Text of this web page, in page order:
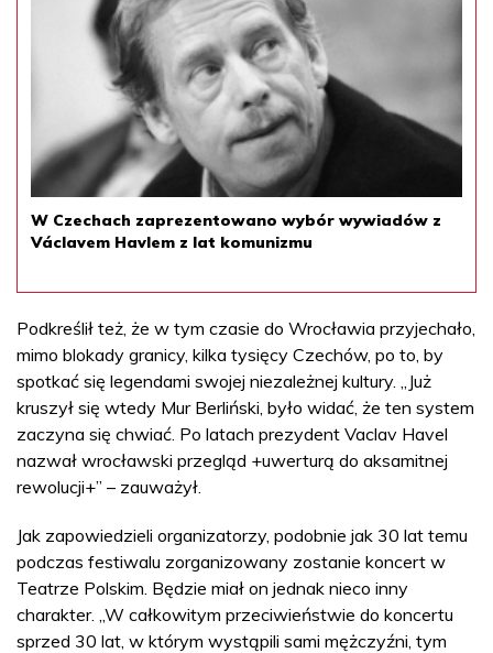
W Czechach zaprezentowano wybór wywiadów z
Václavem Havlem z lat komunizmu
Podkreślił też, że w tym czasie do Wrocławia przyjechało,
mimo blokady granicy, kilka tysięcy Czechów, po to, by
spotkać się legendami swojej niezależnej kultury. „Już
kruszył się wtedy Mur Berliński, było widać, że ten system
zaczyna się chwiać. Po latach prezydent Vaclav Havel
nazwał wrocławski przegląd +uwerturą do aksamitnej
rewolucji+” – zauważył.
Jak zapowiedzieli organizatorzy, podobnie jak 30 lat temu
podczas festiwalu zorganizowany zostanie koncert w
Teatrze Polskim. Będzie miał on jednak nieco inny
charakter. „W całkowitym przeciwieństwie do koncertu
sprzed 30 lat, w którym wystąpili sami mężczyźni, tym